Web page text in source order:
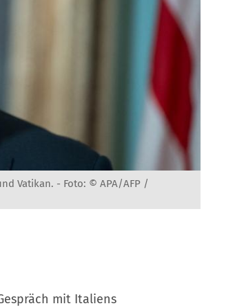
Vatikan. - Foto: © APA/AFP /
mit Italiens